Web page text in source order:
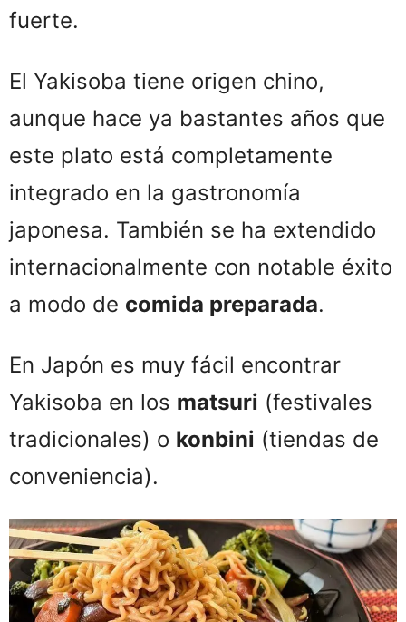
fuerte.
El Yakisoba tiene origen chino,
aunque hace ya bastantes años que
este plato está completamente
integrado en la gastronomía
japonesa. También se ha extendido
internacionalmente con notable éxito
a modo de comida preparada.
En Japón es muy fácil encontrar
Yakisoba en los matsuri (festivales
tradicionales) o konbini (tiendas de
conveniencia).